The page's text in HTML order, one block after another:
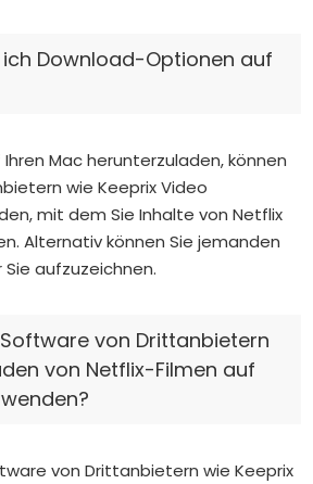
ich Download-Optionen auf
Mac herunterzuladen, können
wie Keeprix Video
mit dem Sie Inhalte von Netflix
Alternativ können Sie jemanden
aufzuzeichnen.
von Drittanbietern
von Netflix-Filmen auf
von Drittanbietern wie Keeprix